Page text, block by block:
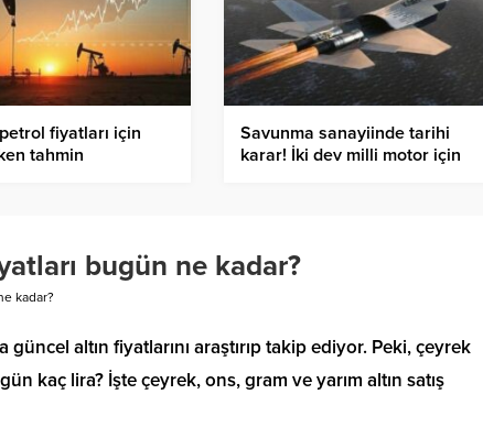
fiyatları için
tahmin
Savunma sanayiinde tarihi
karar! İki dev milli motor için
bugün ne kadar?
kadar?
güncel altın fiyatlarını araştırıp takip ediyor. Peki, çeyrek
kaç lira? İşte çeyrek, ons, gram ve yarım altın satış